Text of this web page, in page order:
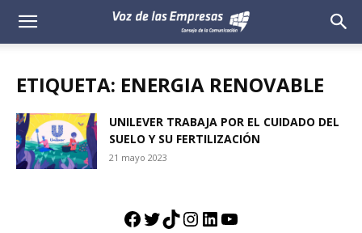
Voz
Empresas
ETIQUETA: ENERGIA RENOVABLE
UNILEVER TRABAJA POR EL CUIDADO DEL
SUELO Y SU FERTILIZACIÓN
21 mayo 2023
Facebook
Twitter
TikTok
Instagram
LinkedIn
YouTube